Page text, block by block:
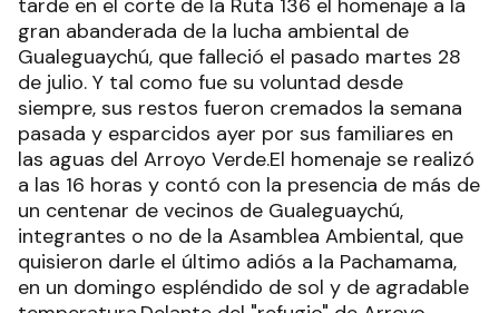
tarde en el corte de la Ruta 136 el homenaje a la
gran abanderada de la lucha ambiental de
Gualeguaychú, que falleció el pasado martes 28
de julio. Y tal como fue su voluntad desde
siempre, sus restos fueron cremados la semana
pasada y esparcidos ayer por sus familiares en
las aguas del Arroyo Verde.El homenaje se realizó
a las 16 horas y contó con la presencia de más de
un centenar de vecinos de Gualeguaychú,
integrantes o no de la Asamblea Ambiental, que
quisieron darle el último adiós a la Pachamama,
en un domingo espléndido de sol y de agradable